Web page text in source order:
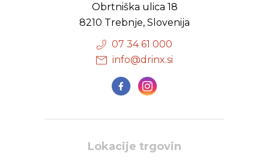
Obrtniška ulica 18
8210 Trebnje, Slovenija
07 34 61 000
info@drinx.si
Lokacije trgovin